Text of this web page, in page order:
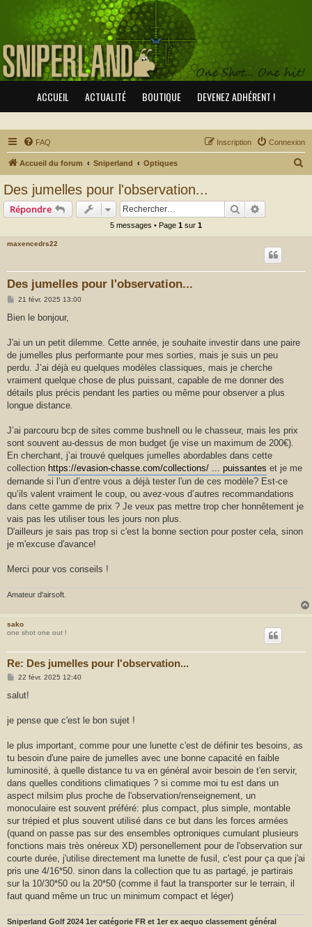
ACCUEIL ACTUALITÉ BOUTIQUE DEVENEZ ADHÉRENT !
FAQ Connexion
Inscription
Accueil du forum Sniperland Optiques
Des jumelles pour l'observation...
Répondre Rechercher
5 messages • Page 1 sur 1
maxencedrs22
Des jumelles pour l'observation...
M
s
g
21 févr. 2025 13:00
Bien le bonjour,
J'ai un un petit dilemme. Cette année, je souhaite investir dans une paire
de jumelles plus performante pour mes sorties, mais je suis un peu
perdu. J’ai déjà eu quelques modèles classiques, mais je cherche
vraiment quelque chose de plus puissant, capable de me donner des
détails plus précis pendant les parties ou même pour observer a plus
longue distance.
J’ai parcouru bcp de sites comme bushnell ou le chasseur, mais les prix
sont souvent au-dessus de mon budget (je vise un maximum de 200€).
En cherchant, j’ai trouvé quelques jumelles abordables dans cette
collection https://evasion-chasse.com/collections/ ... puissantes et je me
demande si l’un d’entre vous a déjà tester l'un de ces modèle? Est-ce
qu’ils valent vraiment le coup, ou avez-vous d’autres recommandations
dans cette gamme de prix ? Je veux pas mettre trop cher honnêtement je
vais pas les utiliser tous les jours non plus.
D'ailleurs je sais pas trop si c'est la bonne section pour poster cela, sinon
je m'excuse d'avance!
Merci pour vos conseils !
Amateur d'airsoft.
sako
one shot one out !
Re: Des jumelles pour l'observation...
M
s
g
e
22 févr. 2025 12:40
salut!
je pense que c'est le bon sujet !
le plus important, comme pour une lunette c'est de définir tes besoins, as
tu besoin d'une paire de jumelles avec une bonne capacité en faible
luminosité, à quelle distance tu va en général avoir besoin de t'en servir,
dans quelles conditions climatiques ? si comme moi tu est dans un
aspect milsim plus proche de l'observation/renseignement, un
monoculaire est souvent préféré: plus compact, plus simple, montable
sur trépied et plus souvent utilisé dans ce but dans les forces armées
(quand on passe pas sur des ensembles optroniques cumulant plusieurs
fonctions mais très onéreux XD) personellement pour de l'observation sur
courte durée, j'utilise directement ma lunette de fusil, c'est pour ça que j'ai
pris une 4/16*50. sinon dans la collection que tu as partagé, je partirais
sur la 10/30*50 ou la 20*50 (comme il faut la transporter sur le terrain, il
faut quand même un truc un minimum compact et léger)
Sniperland Golf 2024 1er catégorie FR et 1er ex aequo classement général